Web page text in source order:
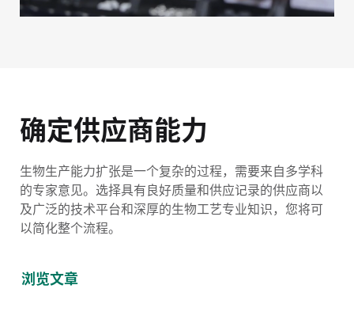
确定供应商能力
生物生产能力扩张是一个复杂的过程，需要来自多学科
的专家意见。选择具有良好质量和供应记录的供应商以
及广泛的技术平台和深厚的生物工艺专业知识，您将可
以简化整个流程。
浏览文章